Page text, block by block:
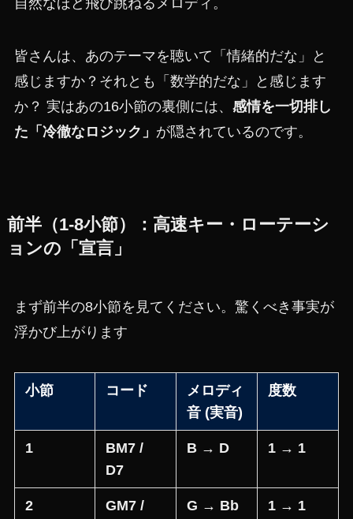
皆さんは、あのテーマを聴いて「情緒的だな」と
感じますか？それとも「数学的だな」と感じます
か？ 実はあの16小節の裏側には、 感情を一切排し
た「冷徹なロジック」 が隠されているのです。
前半（1-8小節）：高速キー・ローテーシ
ョンの「宣言」
まず前半の8小節を見てください。驚くべき事実が
浮かび上がります
小節 コード
メロディ
音 (実音)
度数
1
BM7 /
D7
B → D 1 → 1
2
GM7 /
G → Bb 1 → 1